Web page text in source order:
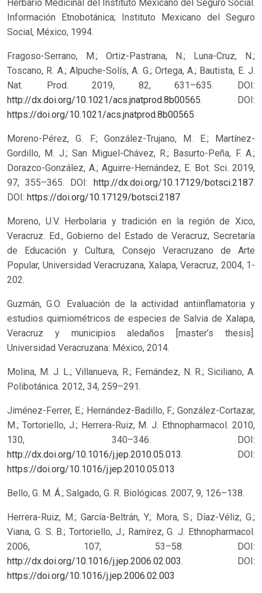
Herbario Medicinal del Instituto Mexicano del Seguro Social.
Información Etnobotánica; Instituto Mexicano del Seguro
Social, México, 1994.
Fragoso-Serrano, M.; Ortiz-Pastrana, N.; Luna-Cruz, N.;
Toscano, R. A.; Alpuche-Solís, A. G.; Ortega, A.; Bautista, E. J.
Nat. Prod. 2019, 82, 631–635. DOI:
http://dx.doi.org/10.1021/acs.jnatprod.8b00565. DOI:
https://doi.org/10.1021/acs.jnatprod.8b00565
Moreno-Pérez, G. F.; González-Trujano, M. E.; Martínez-
Gordillo, M. J.; San Miguel-Chávez, R.; Basurto-Peña, F. A.;
Dorazco-González, A.; Aguirre-Hernández, E. Bot. Sci. 2019,
97, 355–365. DOI: http://dx.doi.org/10.17129/botsci.2187.
DOI: https://doi.org/10.17129/botsci.2187
Moreno, U.V. Herbolaria y tradición en la región de Xico,
Veracruz. Ed., Gobierno del Estado de Veracruz, Secretaría
de Educación y Cultura, Consejo Veracruzano de Arte
Popular, Universidad Veracruzana, Xalapa, Veracruz, 2004, 1-
202.
Guzmán, G.O. Evaluación de la actividad antiinflamatoria y
estudios quimiométricos de especies de Salvia de Xalapa,
Veracruz y municipios aledaños [master’s thesis].
Universidad Veracruzana: México, 2014.
Molina, M. J. L.; Villanueva, R.; Fernández, N. R.; Siciliano, A.
Polibotánica. 2012, 34, 259–291.
Jiménez-Ferrer, E.; Hernández-Badillo, F.; González-Cortazar,
M.; Tortoriello, J.; Herrera-Ruiz, M. J. Ethnopharmacol. 2010,
130, 340–346. DOI:
http://dx.doi.org/10.1016/j.jep.2010.05.013. DOI:
https://doi.org/10.1016/j.jep.2010.05.013
Bello, G. M. Á.; Salgado, G. R. Biológicas. 2007, 9, 126–138.
Herrera-Ruiz, M.; García-Beltrán, Y.; Mora, S.; Díaz-Véliz, G.;
Viana, G. S. B.; Tortoriello, J.; Ramírez, G. J. Ethnopharmacol.
2006, 107, 53–58. DOI:
http://dx.doi.org/10.1016/j.jep.2006.02.003. DOI:
https://doi.org/10.1016/j.jep.2006.02.003